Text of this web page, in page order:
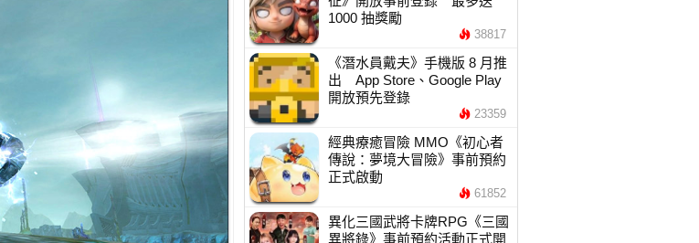
1000 抽獎勵
38817
《潛水員戴夫》手機版 8 月推
出 App Store、Google Play
開放預先登錄
23359
經典療癒冒險 MMO《初心者
傳說：夢境大冒險》事前預約
正式啟動
61852
異化三國武將卡牌RPG《三國
異將錄》事前預約活動正式開